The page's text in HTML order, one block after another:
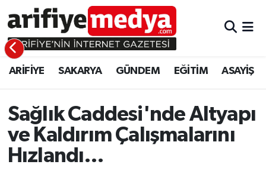
ARİFİYE SAKARYA GÜNDEM EĞİTİM ASAYİŞ
Sağlık Caddesi'nde Altyapı
ve Kaldırım Çalışmalarını
Hızlandı…
ARİFİYE
SAKARYA
GÜNDEM
EĞİTİM
ASAYİŞ
ARİFİYE
GÜNDEM
EĞİTİM
EKONOMİ
ASAYİŞ
Sakarya Hava Durumu
Sakarya Namaz Vakitleri
Sakarya Trafik Yoğunluk Haritası
Süper Lig Puan Durumu ve Fikstür
Tüm Manşetler